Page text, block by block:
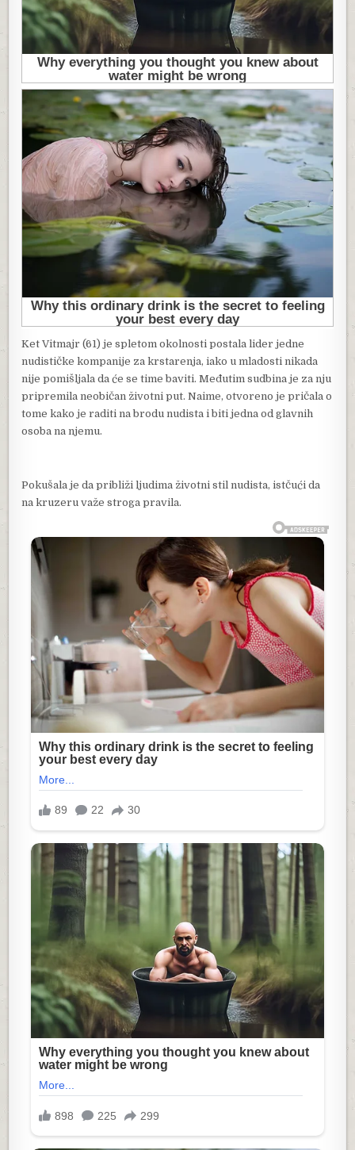
Ket Vitmajr (61) je spletom okolnosti postala lider jedne
nudističke kompanije za krstarenja, iako u mladosti nikada
nije pomišljala da će se time baviti. Međutim sudbina je za nju
pripremila neobičan životni put. Naime, otvoreno je pričala o
tome kako je raditi na brodu nudista i biti jedna od glavnih
osoba na njemu.
Pokušala je da približi ljudima životni stil nudista, istčući da
na kruzeru važe stroga pravila.